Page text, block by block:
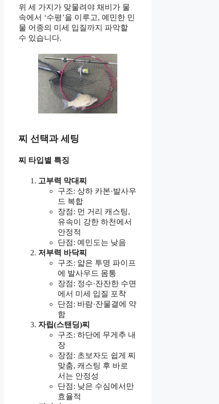
위 세 가지가 맞물려야 채비가 물
속에서 ‘수평’을 이루고, 예민한 민
물 어종의 미세 입질까지 파악할
수 있습니다.
찌 선택과 세팅
찌 타입별 특징
고부력 막대찌
구조: 상하 카본·발사우
드 복합
장점: 먼 거리 캐스팅,
유속이 강한 하천에서
안정적
단점: 예민도는 낮음
저부력 바닥찌
구조: 얇은 투명 파이프
에 발사우드 몸통
장점: 정수·잔잔한 수면
에서 미세 입질 포착
단점: 바람·잔물결에 약
함
자립(스탠딩)찌
구조: 하단에 무게추 내
장
장점: 초보자도 쉽게 찌
맞춤, 캐스팅 후 바로
서는 안정성
단점: 낮은 수심에서만
효율적